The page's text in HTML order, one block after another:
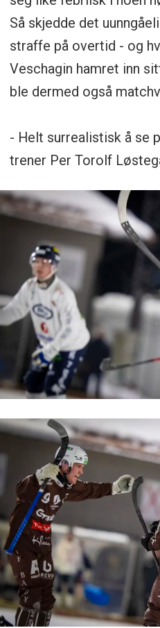
Så skjedde det
straffe på overtid - og
Veschagin hamret inn
ble dermed også
- Helt surrealistisk å se
trener Per Torolf